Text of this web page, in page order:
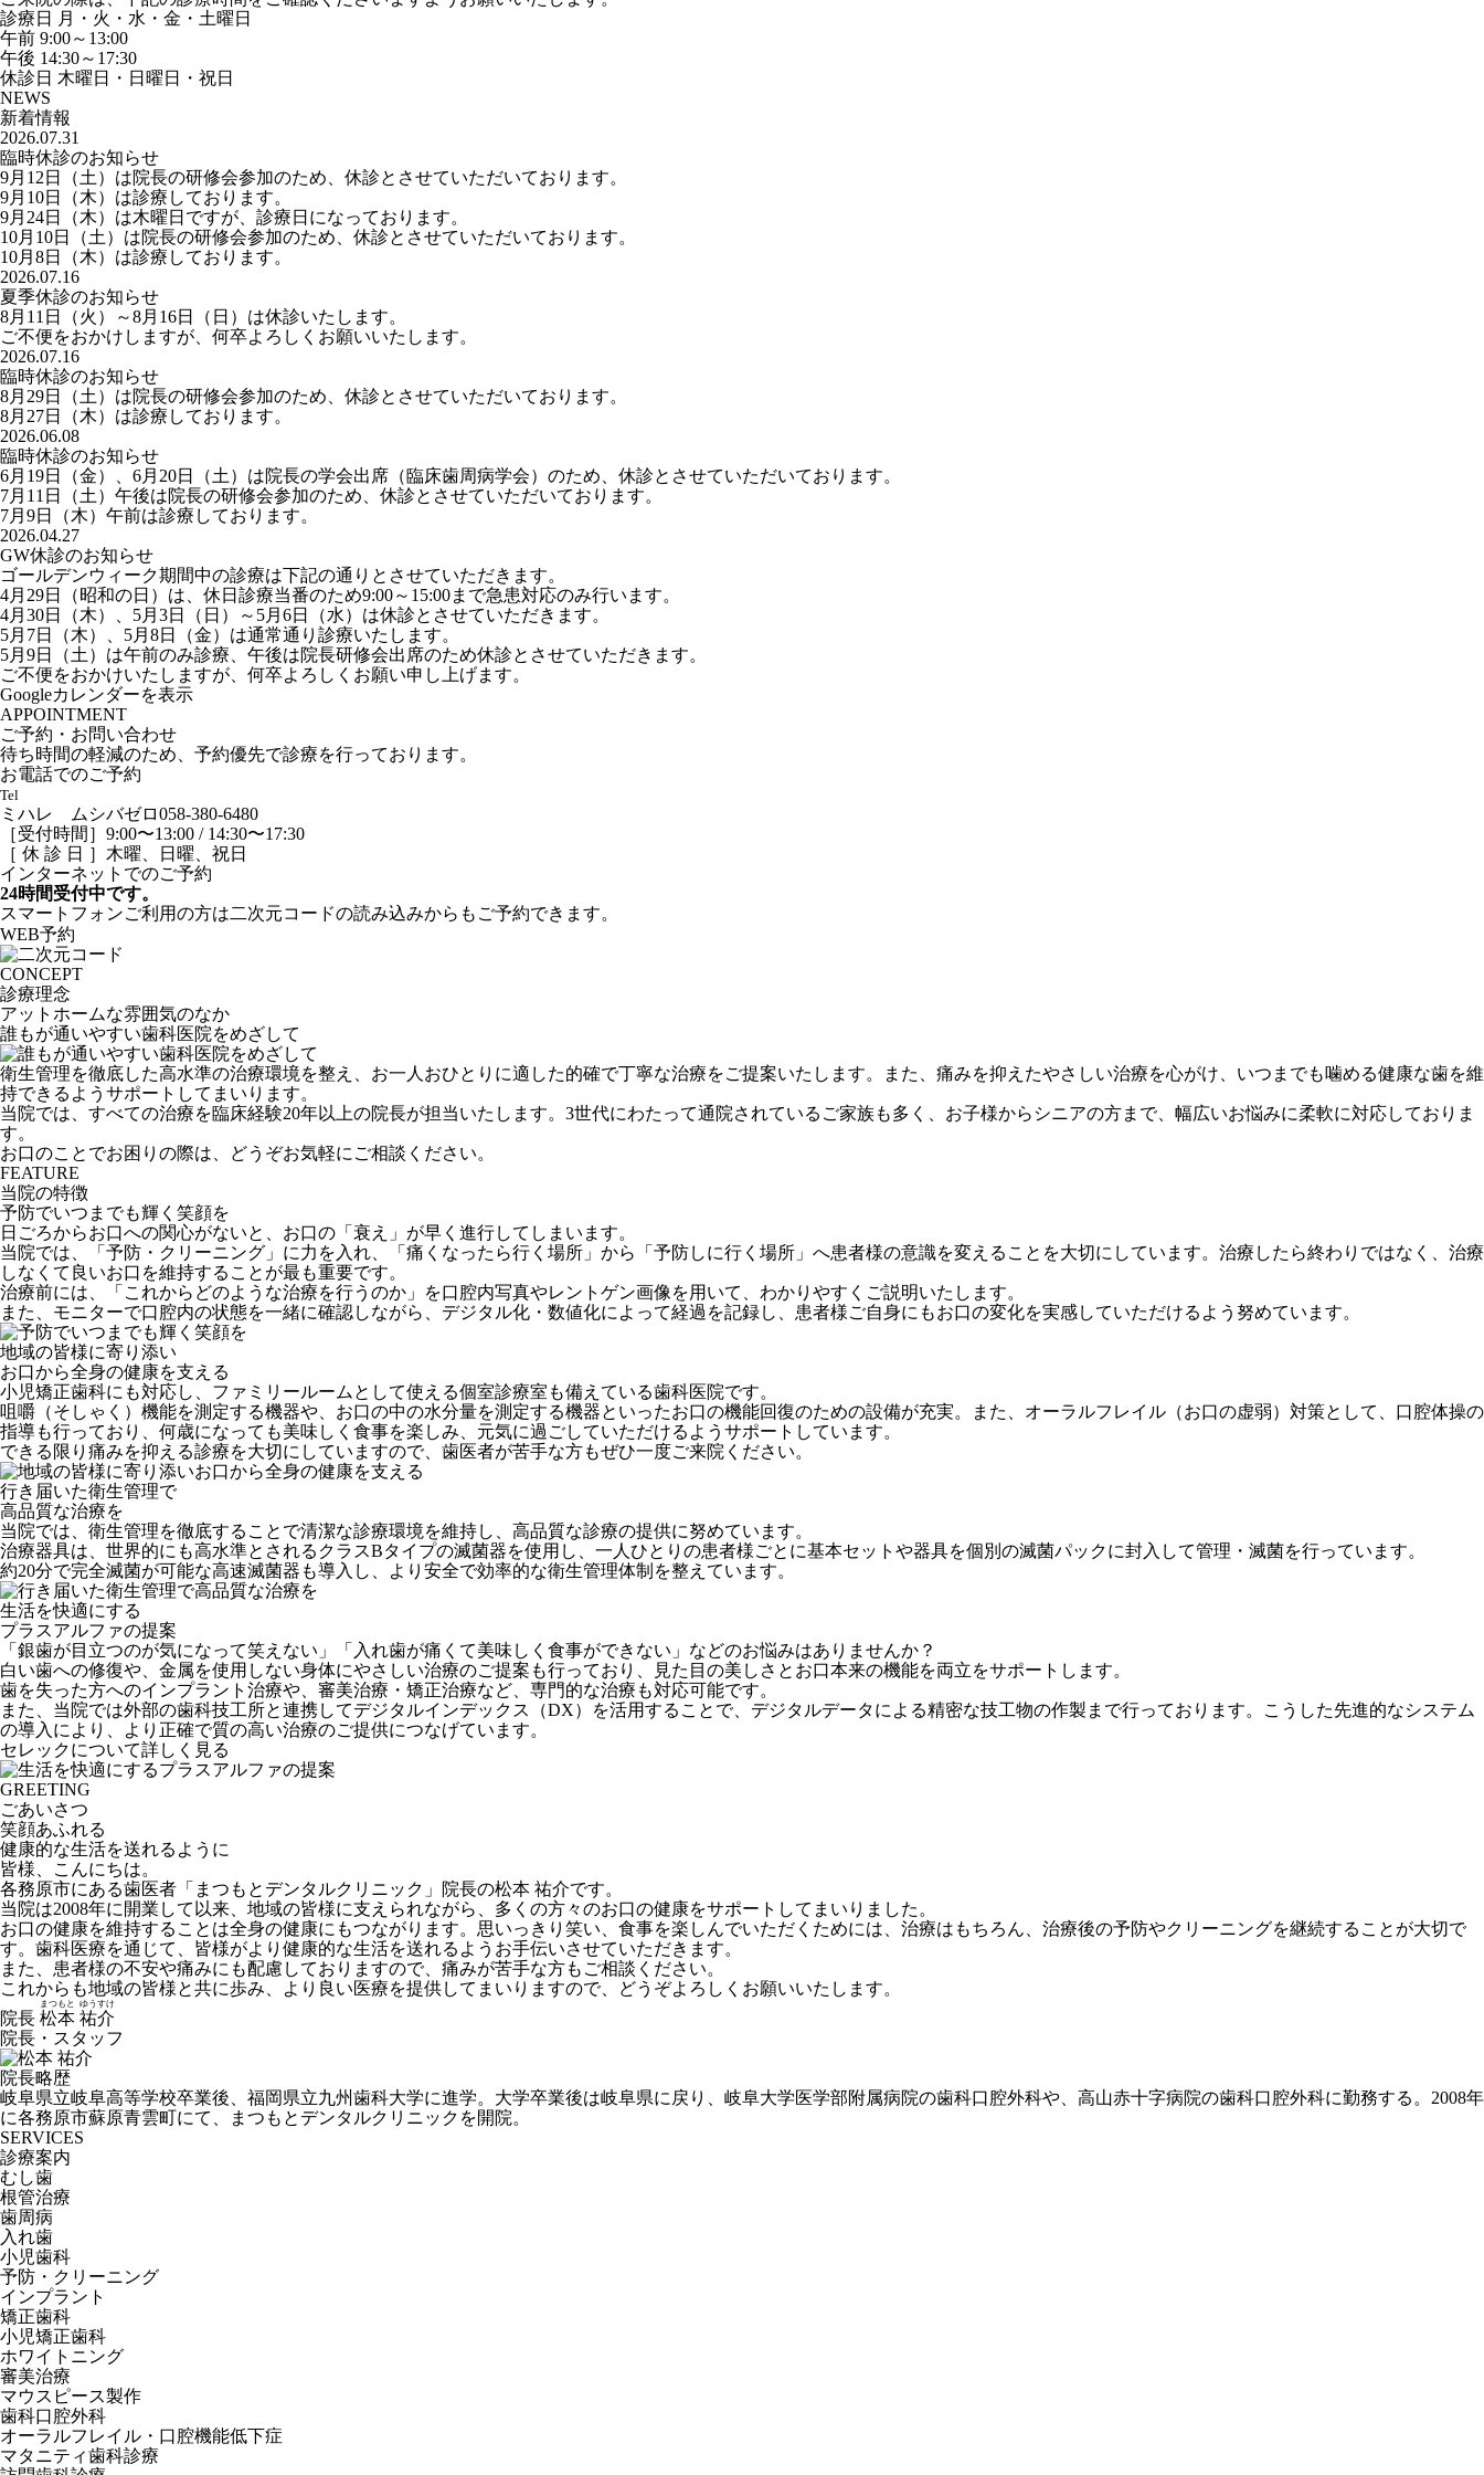
診療日
月・火・水・金・土曜日
午前 9:00～13:00
午後 14:30～17:30
休診日 木曜日・日曜日・祝日
NEWS
新着情報
2026.07.31
臨時休診のお知らせ
9月12日（土）は院長の研修会参加のため、休診とさせていただいております。
9月10日（木）は診療しております。
9月24日（木）は木曜日ですが、診療日になっております。
10月10日（土）は院長の研修会参加のため、休診とさせていただいております。
10月8日（木）は診療しております。
2026.07.16
夏季休診のお知らせ
8月11日（火）～8月16日（日）は休診いたします。
ご不便をおかけしますが、何卒よろしくお願いいたします。
2026.07.16
臨時休診のお知らせ
8月29日（土）は院長の研修会参加のため、休診とさせていただいております。
8月27日（木）は診療しております。
2026.06.08
臨時休診のお知らせ
6月19日（金）、6月20日（土）は院長の学会出席（臨床歯周病学会）のため、休診とさせていただいております。
7月11日（土）午後は院長の研修会参加のため、休診とさせていただいております。
7月9日（木）午前は診療しております。
2026.04.27
GW休診のお知らせ
ゴールデンウィーク期間中の診療は下記の通りとさせていただきます。
4月29日（昭和の日）は、休日診療当番のため9:00～15:00まで急患対応のみ行います。
4月30日（木）、5月3日（日）～5月6日（水）は休診とさせていただきます。
5月7日（木）、5月8日（金）は通常通り診療いたします。
5月9日（土）は午前のみ診療、午後は院長研修会出席のため休診とさせていただきます。
ご不便をおかけいたしますが、何卒よろしくお願い申し上げます。
Googleカレンダーを表示
APPOINTMENT
ご予約・お問い合わせ
待ち時間の軽減のため、予約優先で診療を行っております。
お電話でのご予約
Tel
ミハレ ムシバゼロ058-380-6480
［受付時間］9:00〜13:00 / 14:30〜17:30
［ 休 診 日 ］木曜、日曜、祝日
インターネットでのご予約
24時間受付中です。
スマートフォンご利用の方は二次元コードの読み込みからもご予約できます。
WEB予約
CONCEPT
診療理念
アットホームな雰囲気のなか
誰もが通いやすい歯科医院をめざして
衛生管理を徹底した高水準の治療環境を整え、お一人おひとりに適した的確で丁寧な治療をご提案いたします。また、痛みを抑えたやさしい治療を心がけ、いつまでも噛める健康な歯を維
持できるようサポートしてまいります。
当院では、すべての治療を臨床経験20年以上の院長が担当いたします。3世代にわたって通院されているご家族も多く、お子様からシニアの方まで、幅広いお悩みに柔軟に対応しておりま
す。
お口のことでお困りの際は、どうぞお気軽にご相談ください。
FEATURE
当院の特徴
予防でいつまでも輝く笑顔を
日ごろからお口への関心がないと、お口の「衰え」が早く進行してしまいます。
当院では、「予防・クリーニング」に力を入れ、「痛くなったら行く場所」から「予防しに行く場所」へ患者様の意識を変えることを大切にしています。治療したら終わりではなく、治療
しなくて良いお口を維持することが最も重要です。
治療前には、「これからどのような治療を行うのか」を口腔内写真やレントゲン画像を用いて、わかりやすくご説明いたします。
また、モニターで口腔内の状態を一緒に確認しながら、デジタル化・数値化によって経過を記録し、患者様ご自身にもお口の変化を実感していただけるよう努めています。
地域の皆様に寄り添い
お口から全身の健康を支える
小児矯正歯科にも対応し、ファミリールームとして使える個室診療室も備えている歯科医院です。
咀嚼（そしゃく）機能を測定する機器や、お口の中の水分量を測定する機器といったお口の機能回復のための設備が充実。また、オーラルフレイル（お口の虚弱）対策として、口腔体操の
指導も行っており、何歳になっても美味しく食事を楽しみ、元気に過ごしていただけるようサポートしています。
できる限り痛みを抑える診療を大切にしていますので、歯医者が苦手な方もぜひ一度ご来院ください。
行き届いた衛生管理で
高品質な治療を
当院では、衛生管理を徹底することで清潔な診療環境を維持し、高品質な診療の提供に努めています。
治療器具は、世界的にも高水準とされるクラスBタイプの滅菌器を使用し、一人ひとりの患者様ごとに基本セットや器具を個別の滅菌パックに封入して管理・滅菌を行っています。
約20分で完全滅菌が可能な高速滅菌器も導入し、より安全で効率的な衛生管理体制を整えています。
生活を快適にする
プラスアルファの提案
「銀歯が目立つのが気になって笑えない」「入れ歯が痛くて美味しく食事ができない」などのお悩みはありませんか？
白い歯への修復や、金属を使用しない身体にやさしい治療のご提案も行っており、見た目の美しさとお口本来の機能を両立をサポートします。
歯を失った方へのインプラント治療や、審美治療・矯正治療など、専門的な治療も対応可能です。
また、当院では外部の歯科技工所と連携してデジタルインデックス（DX）を活用することで、デジタルデータによる精密な技工物の作製まで行っております。こうした先進的なシステム
の導入により、より正確で質の高い治療のご提供につなげています。
セレックについて詳しく見る
GREETING
ごあいさつ
笑顔あふれる
健康的な生活を送れるように
皆様、こんにちは。
各務原市にある歯医者「まつもとデンタルクリニック」院長の松本 祐介です。
当院は2008年に開業して以来、地域の皆様に支えられながら、多くの方々のお口の健康をサポートしてまいりました。
お口の健康を維持することは全身の健康にもつながります。思いっきり笑い、食事を楽しんでいただくためには、治療はもちろん、治療後の予防やクリーニングを継続することが大切で
す。歯科医療を通じて、皆様がより健康的な生活を送れるようお手伝いさせていただきます。
また、患者様の不安や痛みにも配慮しておりますので、痛みが苦手な方もご相談ください。
これからも地域の皆様と共に歩み、より良い医療を提供してまいりますので、どうぞよろしくお願いいたします。
院長 松本
まつもと
祐介
ゆうすけ
院長・スタッフ
院長略歴
岐阜県立岐阜高等学校卒業後、福岡県立九州歯科大学に進学。大学卒業後は岐阜県に戻り、岐阜大学医学部附属病院の歯科口腔外科や、高山赤十字病院の歯科口腔外科に勤務する。2008年
に各務原市蘇原青雲町にて、まつもとデンタルクリニックを開院。
SERVICES
診療案内
むし歯
根管治療
歯周病
入れ歯
小児歯科
予防・クリーニング
インプラント
矯正歯科
小児矯正歯科
ホワイトニング
審美治療
マウスピース製作
歯科口腔外科
オーラルフレイル・口腔機能低下症
マタニティ歯科診療